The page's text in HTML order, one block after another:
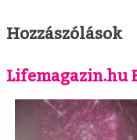
Hozzászólások
Lifemagazin.hu